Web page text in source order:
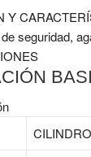
Y
seguridad,